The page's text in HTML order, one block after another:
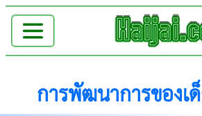
การพัฒนาการของเ